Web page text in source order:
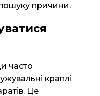
причини.
часто
краплі
Це